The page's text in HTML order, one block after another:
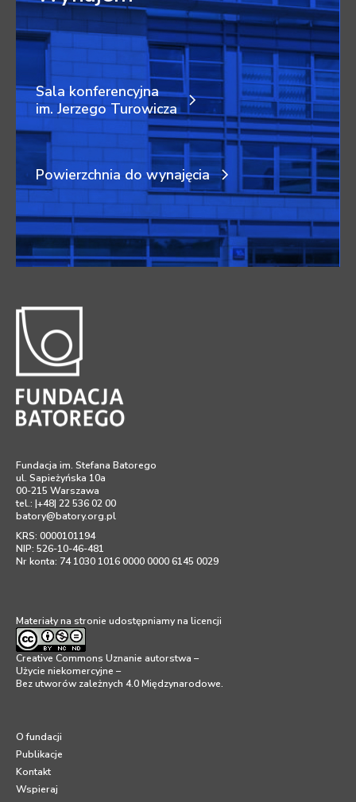
Fundacja im. Stefana Batorego
ul. Sapieżyńska 10a
00-215 Warszawa
tel.: |+48| 22 536 02 00
batory@batory.org.pl
KRS: 0000101194
NIP: 526-10-46-481
Nr konta: 74 1030 1016 0000 0000 6145 0029
Materiały na stronie udostępniamy na licencji
Creative Commons Uznanie autorstwa –
Użycie niekomercyjne –
Bez utworów zależnych 4.0 Międzynarodowe.
O fundacji
Publikacje
Kontakt
Wspieraj
Sala konferencyjna
im. Jerzego Turowicza
Powierzchnia do wynajęcia